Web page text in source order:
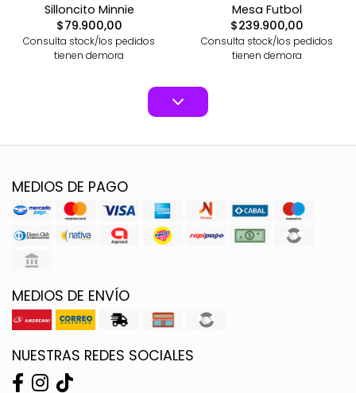
Silloncito Minnie
$79.900,00
Consulta stock/los pedidos
tienen demora
Mesa Futbol
$239.900,00
Consulta stock/los pedidos
tienen demora
MEDIOS DE PAGO
MEDIOS DE ENVÍO
NUESTRAS REDES SOCIALES